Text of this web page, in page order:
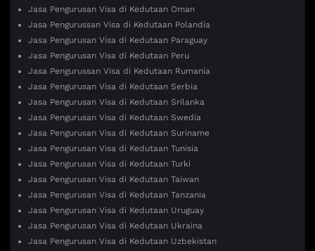
Jasa Pengurusan Visa di Kedutaan Oman
Jasa Pengurussan Visa di Kedutaan Polandia
Jasa Pengurusan Visa di Kedutaan Paraguay
Jasa Pengurusan Visa di Kedutaan Peru
Jasa Pengurussan Visa di Kedutaan Rumania
Jasa Pengurusan Visa di Kedutaan Serbia
Jasa Pengurusan Visa di Kedutaan Srilanka
Jasa Pengurusan Visa di Kedutaan Swedia
Jasa Pengurusan Visa di Kedutaan Suriname
Jasa Pengurusan Visa di Kedutaan Tunisia
Jasa Pengurusan Visa di Kedutaan Turki
Jasa Pengurusan Visa di Kedutaan Taiwan
Jasa Pengurusan Visa di Kedutaan Tanzania
Jasa Pengurusan Visa di Kedutaan Uruguay
Jasa Pengurusan Visa di Kedutaan Ukraina
Jasa Pengurusan Visa di Kedutaan Uzbekistan